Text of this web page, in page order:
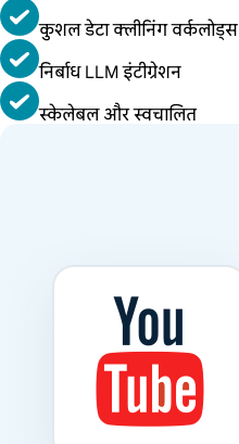
कुशल डेटा क्लीनिंग वर्कलोड्स
निर्बाध LLM इंटीग्रेशन
स्केलेबल और स्वचालित